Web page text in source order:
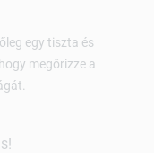
egy tiszta és
megőrizze a